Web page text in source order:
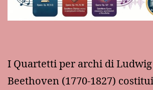
I Quartetti per archi di
Beethoven (1770-1827)